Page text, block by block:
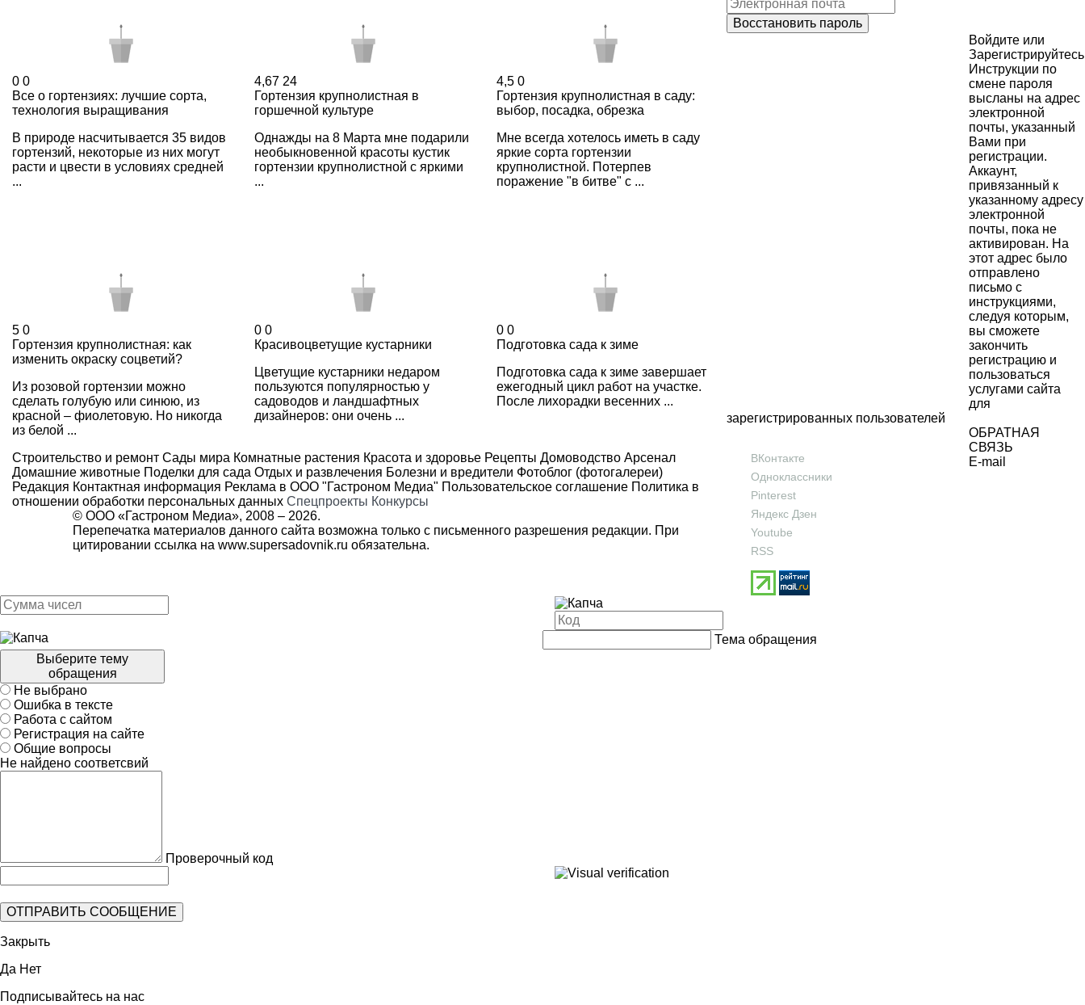
0 0
Все о гортензиях: лучшие сорта,
технология выращивания
В природе насчитывается 35 видов
гортензий, некоторые из них могут
расти и цвести в условиях средней
...
4,67 24
Гортензия крупнолистная в
горшечной культуре
Однажды на 8 Марта мне подарили
необыкновенной красоты кустик
гортензии крупнолистной с яркими
...
4,5 0
Гортензия крупнолистная в саду:
выбор, посадка, обрезка
Мне всегда хотелось иметь в саду
яркие сорта гортензии
крупнолистной. Потерпев
поражение "в битве" с ...
5 0
Гортензия крупнолистная: как
изменить окраску соцветий?
Из розовой гортензии можно
сделать голубую или синюю, из
красной – фиолетовую. Но никогда
из белой ...
0 0
Красивоцветущие кустарники
Цветущие кустарники недаром
пользуются популярностью у
садоводов и ландшафтных
дизайнеров: они очень ...
0 0
Подготовка сада к зиме
Подготовка сада к зиме завершает
ежегодный цикл работ на участке.
После лихорадки весенних ...
Строительство и ремонт Сады мира Комнатные растения Красота и здоровье Рецепты Домоводство Арсенал
Домашние животные Поделки для сада Отдых и развлечения Болезни и вредители Фотоблог (фотогалереи)
Редакция Контактная информация Реклама в ООО "Гастроном Медиа" Пользовательское соглашение Политика в
отношении обработки персональных данных Спецпроекты Конкурсы
© ООО «Гастроном Медиа», 2008 – 2026.
Перепечатка материалов данного сайта возможна только с письменного разрешения редакции. При
цитировании ссылка на www.supersadovnik.ru обязательна.
ВКонтакте
Одноклассники
Pinterest
Яндекс Дзен
Youtube
RSS
Войдите или
Зарегистрируйтесь
Инструкции по
смене пароля
высланы на адрес
электронной
почты, указанный
Вами при
регистрации.
Аккаунт,
привязанный к
указанному адресу
электронной
почты, пока не
активирован. На
этот адрес было
отправлено
письмо с
инструкциями,
следуя которым,
вы сможете
закончить
регистрацию и
пользоваться
услугами сайта
для
зарегистрированных пользователей
ОБРАТНАЯ
СВЯЗЬ
E-mail
Тема обращения
Выберите тему
обращения
Не выбрано
Ошибка в тексте
Работа с сайтом
Регистрация на сайте
Общие вопросы
Не найдено соответсвий
Проверочный код
Закрыть
Да Нет
Подписывайтесь на нас